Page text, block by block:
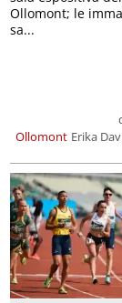
Ollomont Erika
Ollomont; le
sa...